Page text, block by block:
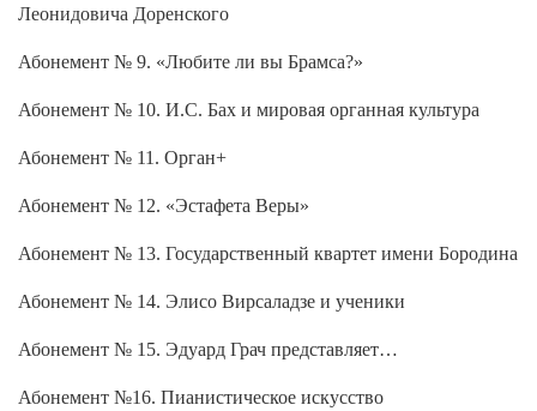
Леонидовича Доренского
Абонемент № 9. «Любите ли вы Брамса?»
Абонемент № 10. И.С. Бах и мировая органная культура
Абонемент № 11. Орган+
Абонемент № 12. «Эстафета Веры»
Абонемент № 13. Государственный квартет имени Бородина
Абонемент № 14. Элисо Вирсаладзе и ученики
Абонемент № 15. Эдуард Грач представляет…
Абонемент №16. Пианистическое искусство